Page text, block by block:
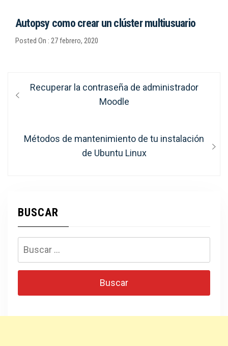
Autopsy como crear un clúster multiusuario
Posted On : 27 febrero, 2020
Navegación
Entrada
Recuperar la contraseña de administrador
Moodle
Entrada
Métodos de mantenimiento de tu instalación
de Ubuntu Linux
BUSCAR
Buscar: